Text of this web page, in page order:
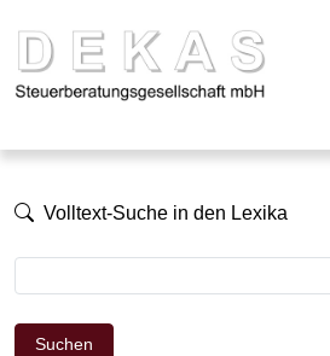
Volltext-Suche in den Lexika
Suchen